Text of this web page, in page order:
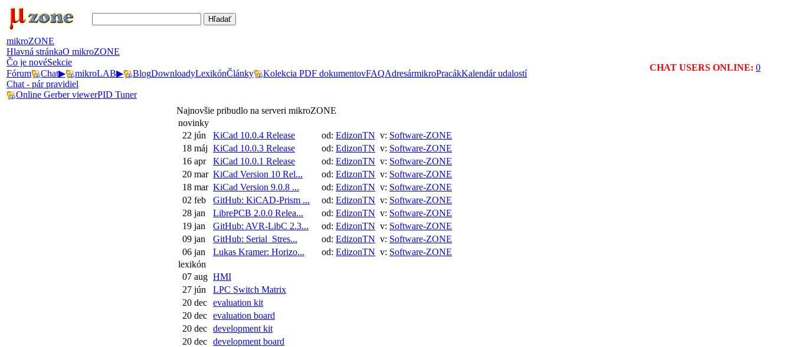
mikroZONE
Hlavná stránkaO mikroZONE
Čo je novéSekcie
Fórum
Chat▶ mikroLAB▶ BlogDownloadyLexikónČlánky Kolekcia PDF dokumentovFAQAdresármikroPracákKalendár udalostí
Chat - pár pravidiel
Online Gerber viewerPID Tuner
CHAT USERS ONLINE: 0
Najnovšie pribudlo na serveri mikroZONE
novinky
22 jún
KiCad 10.0.4 Release od: EdizonTN v: Software-ZONE
18 máj KiCad 10.0.3 Release od: EdizonTN v: Software-ZONE
16 apr
KiCad 10.0.1 Release od: EdizonTN v: Software-ZONE
20 mar KiCad Version 10 Rel... od: EdizonTN v: Software-ZONE
18 mar KiCad Version 9.0.8 ... od: EdizonTN v: Software-ZONE
02 feb
GitHub: KiCAD-Prism ... od: EdizonTN v: Software-ZONE
28 jan
LibrePCB 2.0.0 Relea... od: EdizonTN v: Software-ZONE
19 jan
GitHub: AVR-LibC 2.3... od: EdizonTN v: Software-ZONE
09 jan
GitHub: Serial_Stres... od: EdizonTN v: Software-ZONE
06 jan
Lukas Kramer: Horizo... od: EdizonTN v: Software-ZONE
lexikón
07 aug HMI
27 jún
LPC Switch Matrix
20 dec evaluation kit
20 dec evaluation board
20 dec development kit
20 dec development board